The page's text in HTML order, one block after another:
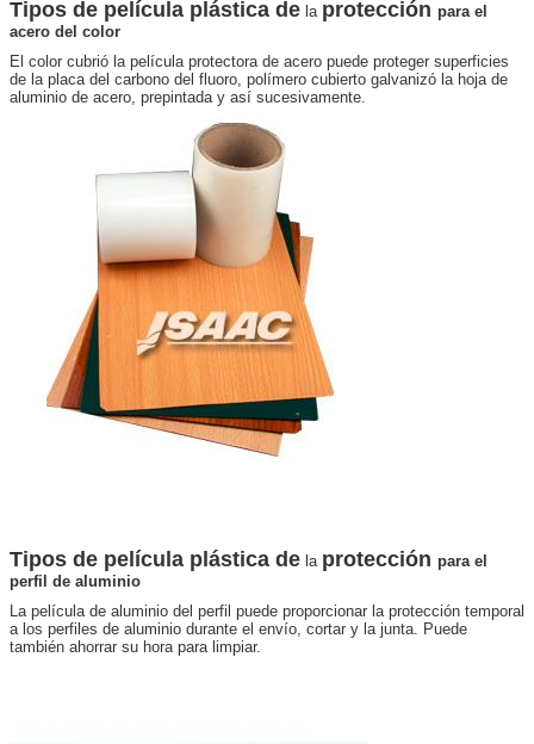
Tipos de película plástica de la protección para el
acero del color
El color cubrió la película protectora de acero puede proteger superficies
de la placa del carbono del fluoro, polímero cubierto galvanizó la hoja de
aluminio de acero, prepintada y así sucesivamente.
Tipos de película plástica de la protección para el
perfil de aluminio
La película de aluminio del perfil puede proporcionar la protección temporal
a los perfiles de aluminio durante el envío, cortar y la junta. Puede
también ahorrar su hora para limpiar.